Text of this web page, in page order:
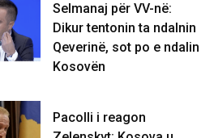
Selmanaj për VV-në:
Dikur tentonin ta ndalnin
Qeverinë, sot po e ndalin
Kosovën
Pacolli i reagon